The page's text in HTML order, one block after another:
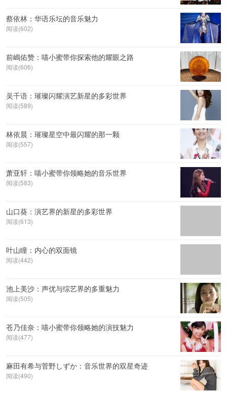
蔡依林：华语乐坛的音乐魅力
阅读(602)
前嶋佑赞：喵小蜜带你探索他的耀眼之路
阅读(606)
吴千语：璀璨闪耀演艺新星的多彩世界
阅读(589)
林依晨：璀璨星空中最闪耀的那一颗
阅读(557)
萧亚轩：喵小蜜带你领略她的音乐世界
阅读(583)
山口葵：演艺界的新星的多彩世界
阅读(613)
叶山瞳：内心的双面镜
阅读(442)
池上美沙：声优与综艺界的多重魅力
阅读(505)
苍乃佳奈：喵小蜜带你领略她的演技魅力
阅读(477)
麻田有希与菅野しずか：音乐世界的双星奇迹
阅读(490)